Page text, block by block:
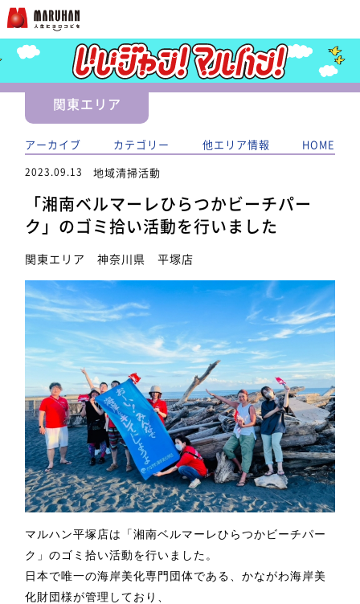
関東エリア
アーカイブ カテゴリー 他エリア情報 HOME
2023.09.13 地域清掃活動
「湘南ベルマーレひらつかビーチパー
ク」のゴミ拾い活動を行いました
関東エリア 神奈川県 平塚店
マルハン平塚店は「湘南ベルマーレひらつかビーチパー
ク」のゴミ拾い活動を行いました。
日本で唯一の海岸美化専門団体である、かながわ海岸美
化財団様が管理しており、